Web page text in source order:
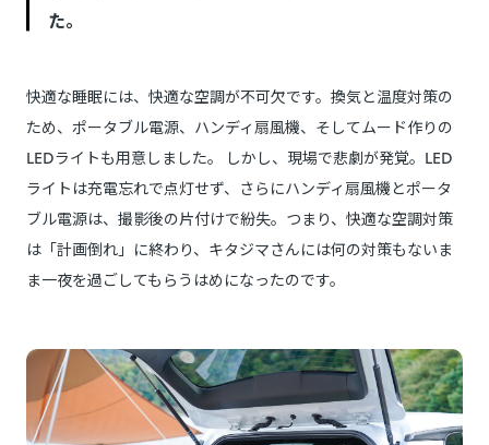
た。
快適な睡眠には、快適な空調が不可欠です。換気と温度対策の
ため、ポータブル電源、ハンディ扇風機、そしてムード作りの
LEDライトも用意しました。 しかし、現場で悲劇が発覚。LED
ライトは充電忘れで点灯せず、さらにハンディ扇風機とポータ
ブル電源は、撮影後の片付けで紛失。つまり、快適な空調対策
は「計画倒れ」に終わり、キタジマさんには何の対策もないま
ま一夜を過ごしてもらうはめになったのです。